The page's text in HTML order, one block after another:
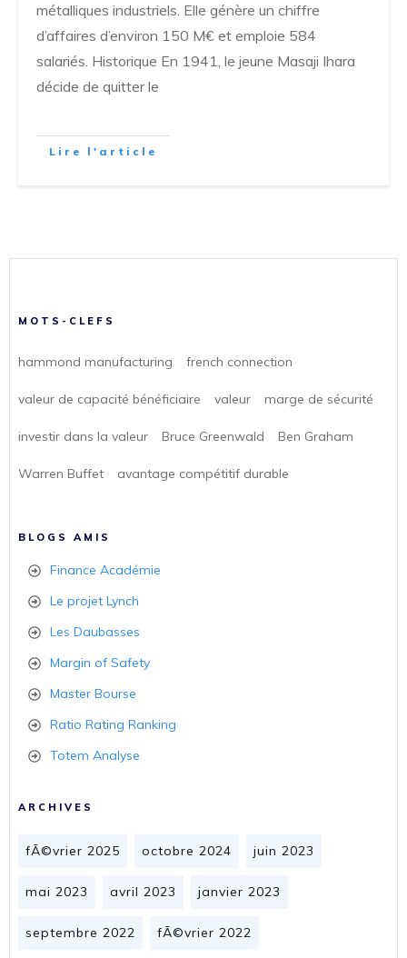
MOTS-CLEFS
hammond manufacturing french connection
valeur de capacité bénéficiaire valeur marge de sécurité
investir dans la valeur Bruce Greenwald Ben Graham
Warren Buffet avantage compétitif durable
BLOGS AMIS
Finance Académie
Le projet Lynch
Les Daubasses
Margin of Safety
Master Bourse
Ratio Rating Ranking
Totem Analyse
ARCHIVES
fÃ©vrier 2025 octobre 2024 juin 2023
mai 2023 avril 2023 janvier 2023
septembre 2022 fÃ©vrier 2022
métalliques industriels. Elle génère un chiffre
d’affaires d’environ 150 M€ et emploie 584
salariés. Historique En 1941, le jeune Masaji Ihara
décide de quitter le
Lire l'article